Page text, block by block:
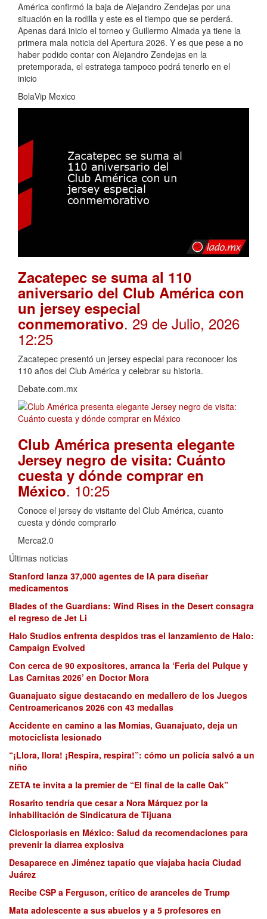
América confirmó la baja de Alejandro Zendejas por una
situación en la rodilla y este es el tiempo que se perderá.
Apenas dará inicio el torneo y Guillermo Almada ya tiene la
primera mala noticia del Apertura 2026. Y es que pese a no
haber podido contar con Alejandro Zendejas en la
pretemporada, el estratega tampoco podrá tenerlo en el
inicio
BolaVip Mexico
Zacatepec se suma al 110
aniversario del Club América con
un jersey especial
conmemorativo. 29 de Julio, 2026
12:25
Zacatepec presentó un jersey especial para reconocer los
110 años del Club América y celebrar su historia.
Debate.com.mx
Club América presenta elegante
Jersey negro de visita: Cuánto
cuesta y dónde comprar en
México. 10:25
Conoce el jersey de visitante del Club América, cuanto
cuesta y dónde comprarlo
Merca2.0
Últimas noticias
Stanford lanza 37,000 agentes de IA para diseñar
medicamentos
Blades of the Guardians: Wind Rises in the Desert consagra
el regreso de Jet Li
Halo Studios enfrenta despidos tras el lanzamiento de Halo:
Campaign Evolved
Con cerca de 90 expositores, arranca la ‘Feria del Pulque y
Las Carnitas 2026’ en Doctor Mora
Guanajuato sigue destacando en medallero de los Juegos
Centroamericanos 2026 con 43 medallas
Accidente en camino a las Momias, Guanajuato, deja un
motociclista lesionado
“¡Llora, llora! ¡Respira, respira!”: cómo un policía salvó a un
niño
ZETA te invita a la premier de “El final de la calle Oak”
Rosarito tendría que cesar a Nora Márquez por la
inhabilitación de Sindicatura de Tijuana
Ciclosporiasis en México: Salud da recomendaciones para
prevenir la diarrea explosiva
Desaparece en Jiménez tapatío que viajaba hacia Ciudad
Juárez
Recibe CSP a Ferguson, crítico de aranceles de Trump
Mata adolescente a sus abuelos y a 5 profesores en